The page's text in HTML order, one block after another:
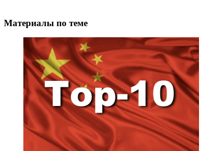
Материалы по теме